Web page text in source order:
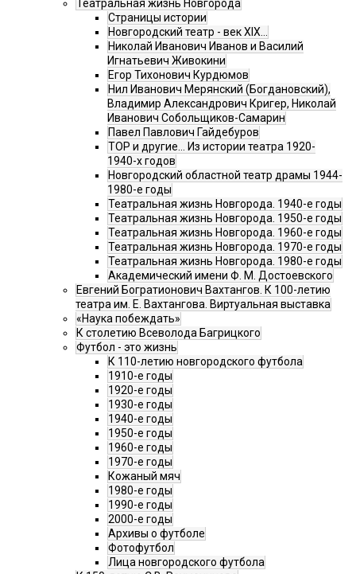
Театральная жизнь Новгорода
Страницы истории
Новгородский театр - век XIX…
Николай Иванович Иванов и Василий
Игнатьевич Живокини
Егор Тихонович Курдюмов
Нил Иванович Мерянский (Богдановский),
Владимир Александрович Кригер, Николай
Иванович Собольщиков-Самарин
Павел Павлович Гайдебуров
ТОР и другие… Из истории театра 1920-
1940-х годов
Новгородский областной театр драмы 1944-
1980-е годы
Театральная жизнь Новгорода. 1940-е годы
Театральная жизнь Новгорода. 1950-е годы
Театральная жизнь Новгорода. 1960-е годы
Театральная жизнь Новгорода. 1970-е годы
Театральная жизнь Новгорода. 1980-е годы
Академический имени Ф. М. Достоевского
Евгений Богратионович Вахтангов. К 100-летию
театра им. Е. Вахтангова. Виртуальная выставка
«Наука побеждать»
К столетию Всеволода Багрицкого
Футбол - это жизнь
К 110-летию новгородского футбола
1910-е годы
1920-е годы
1930-е годы
1940-е годы
1950-е годы
1960-е годы
1970-е годы
Кожаный мяч
1980-е годы
1990-е годы
2000-е годы
Архивы о футболе
Фотофутбол
Лица новгородского футбола